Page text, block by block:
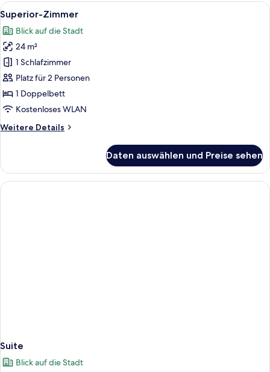
Alle
Fotos
für
Superior-
Zimmer
anzeigen
Ein Schlafzimmer mit Holzschrank,
6
Superior-Zimmer
Blick auf die Stadt
24 m²
1 Schlafzimmer
Platz für 2 Personen
1 Doppelbett
Kostenloses WLAN
Weitere Details
Weitere
Zimmer
Daten auswählen und Preise sehen
Suite
Blick auf die Stadt